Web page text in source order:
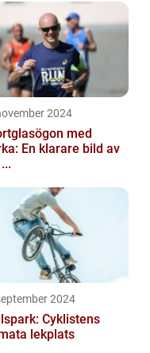
2024
med
En klarare bild av
2024
Cyklistens
lekplats